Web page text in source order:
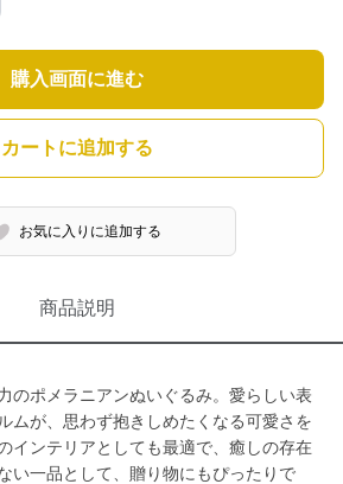
購入画面に進む
カートに追加する
お気に入りに追加する
商品説明
のポメラニアンぬいぐるみ。愛らしい表
ムが、思わず抱きしめたくなる可愛さを
インテリアとしても最適で、癒しの存在
い一品として、贈り物にもぴったりで